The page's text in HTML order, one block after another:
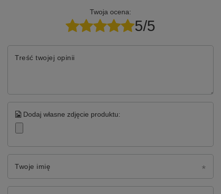
Twoja ocena:
5/5
Treść twojej opinii
Dodaj własne zdjęcie produktu:
Twoje imię